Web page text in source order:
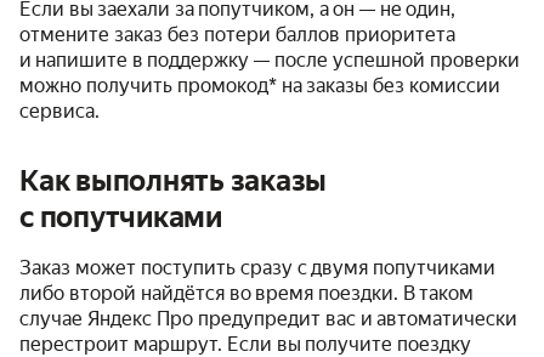
Если вы заехали за попутчиком, а он — не один,
отмените заказ без потери баллов приоритета
и напишите в поддержку — после успешной проверки
можно получить промокод* на заказы без комиссии
сервиса.
Как выполнять заказы
с попутчиками
Заказ может поступить сразу с двумя попутчиками
либо второй найдётся во время поездки. В таком
случае Яндекс Про предупредит вас и автоматически
перестроит маршрут. Если вы получите поездку